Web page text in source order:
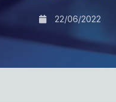
22/06/2022